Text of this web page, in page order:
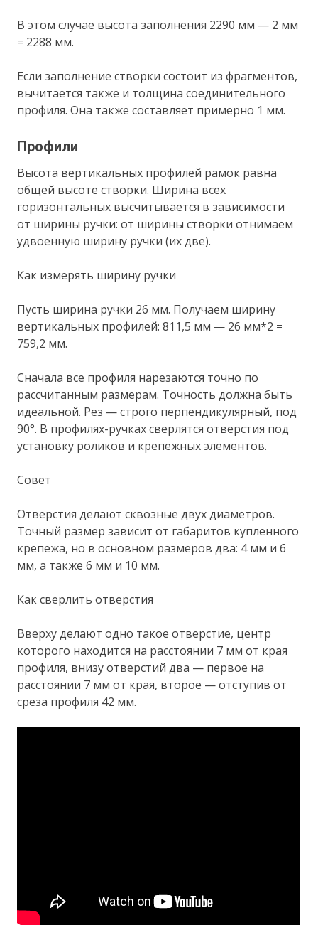
В этом случае высота заполнения 2290 мм — 2 мм
= 2288 мм.
Если заполнение створки состоит из фрагментов,
вычитается также и толщина соединительного
профиля. Она также составляет примерно 1 мм.
Профили
Высота вертикальных профилей рамок равна
общей высоте створки. Ширина всех
горизонтальных высчитывается в зависимости
от ширины ручки: от ширины створки отнимаем
удвоенную ширину ручки (их две).
Как измерять ширину ручки
Пусть ширина ручки 26 мм. Получаем ширину
вертикальных профилей: 811,5 мм — 26 мм*2 =
759,2 мм.
Сначала все профиля нарезаются точно по
рассчитанным размерам. Точность должна быть
идеальной. Рез — строго перпендикулярный, под
90°. В профилях-ручках сверлятся отверстия под
установку роликов и крепежных элементов.
Совет
Отверстия делают сквозные двух диаметров.
Точный размер зависит от габаритов купленного
крепежа, но в основном размеров два: 4 мм и 6
мм, а также 6 мм и 10 мм.
Как сверлить отверстия
Вверху делают одно такое отверстие, центр
которого находится на расстоянии 7 мм от края
профиля, внизу отверстий два — первое на
расстоянии 7 мм от края, второе — отступив от
среза профиля 42 мм.